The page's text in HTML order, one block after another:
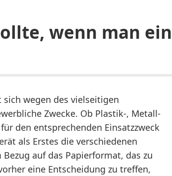
wenn man ein
wegen des vielseitigen
Zwecke. Ob Plastik-, Metall-
den entsprechenden Einsatzzweck
als Erstes die verschiedenen
auf das Papierformat, das zu
eine Entscheidung zu treffen,